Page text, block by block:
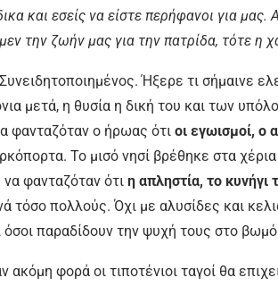
και εσείς να είστε περήφανοι για
την ζωήν μας για την πατρίδα, τότε η
Ήξερε τι σήμαινε
μετά, η θυσία η δική του και των
φανταζόταν ο ήρωας ότι οι εγωισμοί, ο
Το μισό νησί βρέθηκε στα
φανταζόταν ότι η απληστία, το
τόσο πολλούς. Όχι με αλυσίδες και
όσοι παραδίδουν την ψυχή τους στο
ακόμη φορά οι τιποτένιοι ταγοί θα